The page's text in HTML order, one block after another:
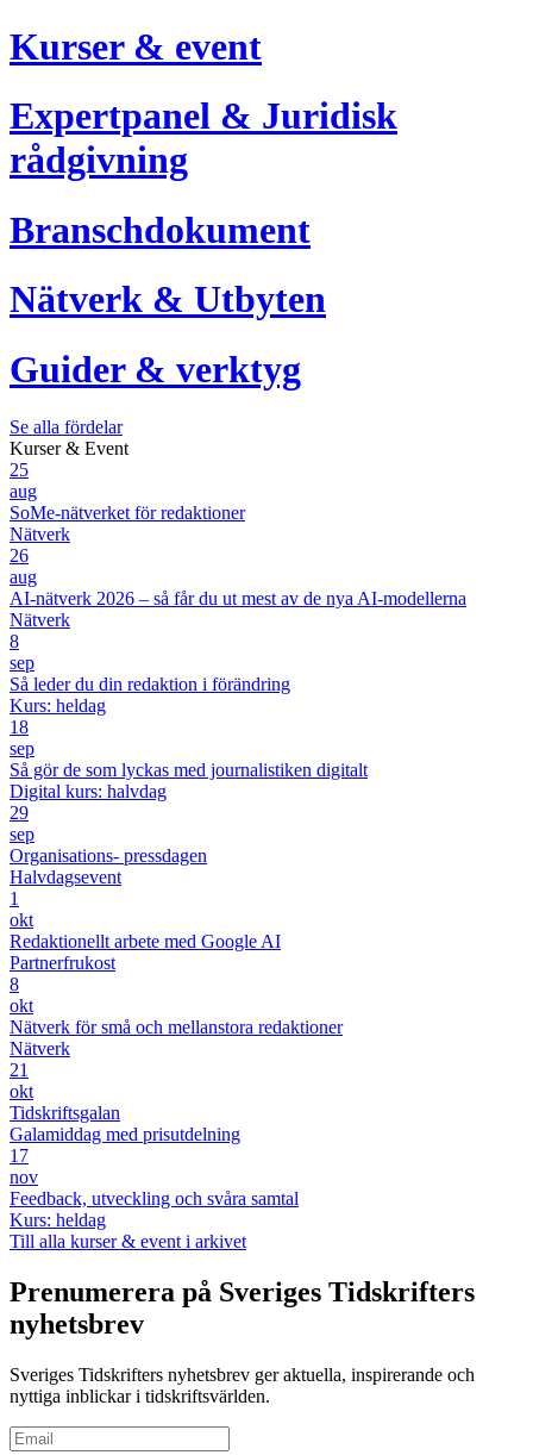
Kurser & event
Expertpanel & Juridisk
rådgivning
Branschdokument
Nätverk & Utbyten
Guider & verktyg
Se alla fördelar
Kurser & Event
25
aug
SoMe-nätverket för redaktioner
Nätverk
26
aug
AI-nätverk 2026 – så får du ut mest av de nya AI-modellerna
Nätverk
8
sep
Så leder du din redaktion i förändring
Kurs: heldag
18
sep
Så gör de som lyckas med journalistiken digitalt
Digital kurs: halvdag
29
sep
Organisations- pressdagen
Halvdagsevent
1
okt
Redaktionellt arbete med Google AI
Partnerfrukost
8
okt
Nätverk för små och mellanstora redaktioner
Nätverk
21
okt
Tidskriftsgalan
Galamiddag med prisutdelning
17
nov
Feedback, utveckling och svåra samtal
Kurs: heldag
Till alla kurser & event i arkivet
Prenumerera på Sveriges Tidskrifters
nyhetsbrev
Sveriges Tidskrifters nyhetsbrev ger aktuella, inspirerande och
nyttiga inblickar i tidskriftsvärlden.